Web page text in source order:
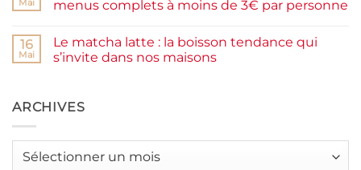
et
burger
testé
Packman
Burgers &
Grande
Motte
Mai
menus complets à moins de 3€ par personne
sur
Recettes
d’été
j’ai
créé
à
16
Mai
Le matcha latte : la boisson tendance qui
s’invite dans nos maisons
Le
matcha
boisson
ARCHIVES
Archives